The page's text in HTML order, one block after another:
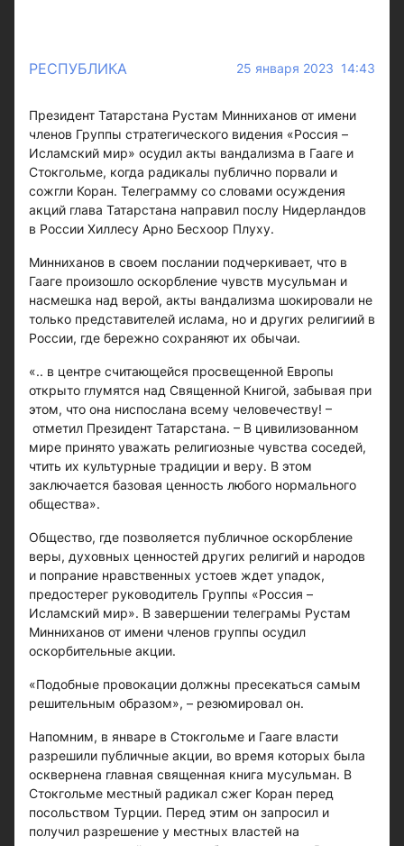
РЕСПУБЛИКА 25 января 2023 14:43
Президент Татарстана Рустам Минниханов от имени
членов Группы стратегического видения «Россия –
Исламский мир» осудил акты вандализма в Гааге и
Стокгольме, когда радикалы публично порвали и
сожгли Коран. Телеграмму со словами осуждения
акций глава Татарстана направил послу Нидерландов
в России Хиллесу Арно Бесхоор Плуху.
Минниханов в своем послании подчеркивает, что в
Гааге произошло оскорбление чувств мусульман и
насмешка над верой, акты вандализма шокировали не
только представителей ислама, но и других религиий в
России, где бережно сохраняют их обычаи.
«.. в центре считающейся просвещенной Европы
открыто глумятся над Священной Книгой, забывая при
этом, что она ниспослана всему человечеству! –
отметил Президент Татарстана. – В цивилизованном
мире принято уважать религиозные чувства соседей,
чтить их культурные традиции и веру. В этом
заключается базовая ценность любого нормального
общества».
Общество, где позволяется публичное оскорбление
веры, духовных ценностей других религий и народов
и попрание нравственных устоев ждет упадок,
предостерег руководитель Группы «Россия –
Исламский мир». В завершении телеграмы Рустам
Минниханов от имени членов группы осудил
оскорбительные акции.
«Подобные провокации должны пресекаться самым
решительным образом», – резюмировал он.
Напомним, в январе в Стокгольме и Гааге власти
разрешили публичные акции, во время которых была
осквернена главная священная книга мусульман. В
Стокгольме местный радикал сжег Коран перед
посольством Турции. Перед этим он запросил и
получил разрешение у местных властей на